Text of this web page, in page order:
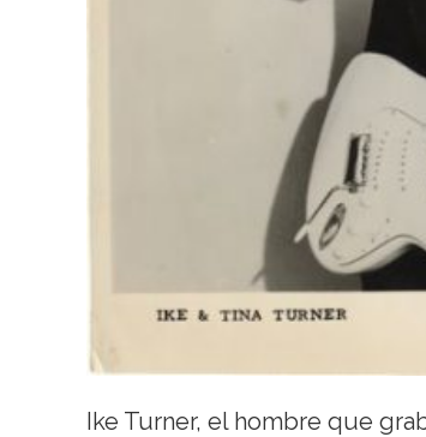
Ike Turner, el hombre que